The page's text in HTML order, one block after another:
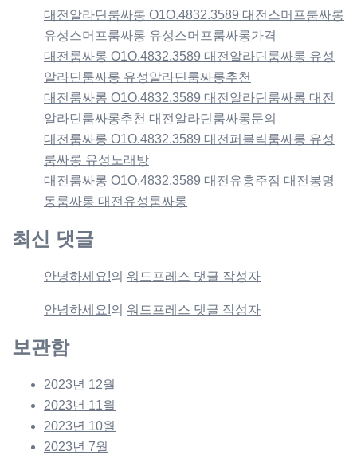
대전알라딘룸싸롱 O1O.4832.3589 대전스머프룸싸롱
유성스머프룸싸롱 유성스머프룸싸롱가격
대전룸싸롱 O1O.4832.3589 대전알라딘룸싸롱 유성
알라딘룸싸롱 유성알라딘룸싸롱추천
대전룸싸롱 O1O.4832.3589 대전알라딘룸싸롱 대전
알라딘룸싸롱추천 대전알라딘룸싸롱문의
대전룸싸롱 O1O.4832.3589 대전퍼블릭룸싸롱 유성
룸싸롱 유성노래방
대전룸싸롱 O1O.4832.3589 대전유흥주점 대전봉명
동룸싸롱 대전유성룸싸롱
최신 댓글
안녕하세요!의 워드프레스 댓글 작성자
안녕하세요!의 워드프레스 댓글 작성자
보관함
2023년 12월
2023년 11월
2023년 10월
2023년 7월